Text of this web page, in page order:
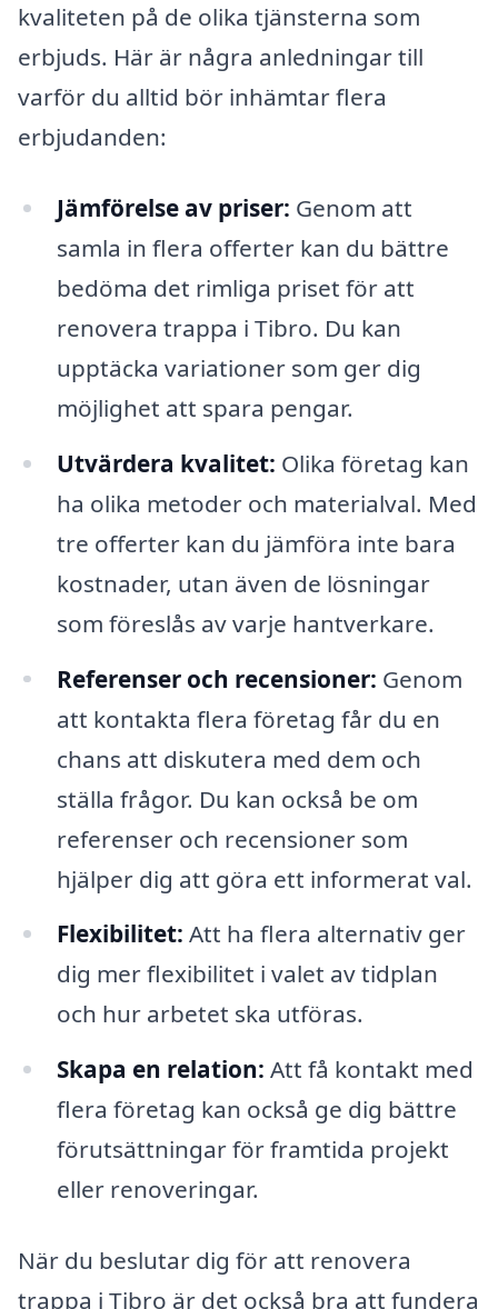
kvaliteten på de olika tjänsterna som
erbjuds. Här är några anledningar till
varför du alltid bör inhämtar flera
erbjudanden:
Jämförelse av priser: Genom att
samla in flera offerter kan du bättre
bedöma det rimliga priset för att
renovera trappa i Tibro. Du kan
upptäcka variationer som ger dig
möjlighet att spara pengar.
Utvärdera kvalitet: Olika företag kan
ha olika metoder och materialval. Med
tre offerter kan du jämföra inte bara
kostnader, utan även de lösningar
som föreslås av varje hantverkare.
Referenser och recensioner: Genom
att kontakta flera företag får du en
chans att diskutera med dem och
ställa frågor. Du kan också be om
referenser och recensioner som
hjälper dig att göra ett informerat val.
Flexibilitet: Att ha flera alternativ ger
dig mer flexibilitet i valet av tidplan
och hur arbetet ska utföras.
Skapa en relation: Att få kontakt med
flera företag kan också ge dig bättre
förutsättningar för framtida projekt
eller renoveringar.
När du beslutar dig för att renovera
trappa i Tibro är det också bra att fundera